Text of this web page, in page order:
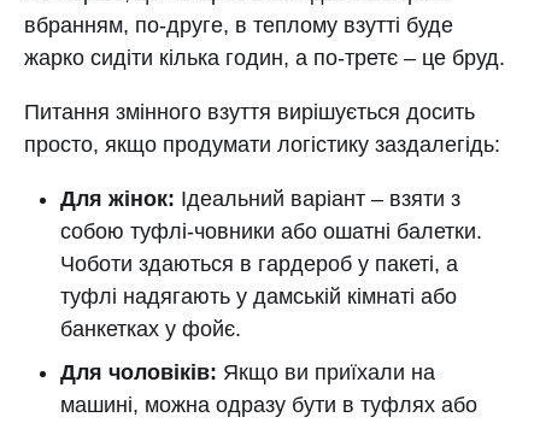
вбранням, по-друге, в теплому взутті буде
жарко сидіти кілька годин, а по-третє – це бруд.
Питання змінного взуття вирішується досить
просто, якщо продумати логістику заздалегідь:
Для жінок: Ідеальний варіант – взяти з
собою туфлі-човники або ошатні балетки.
Чоботи здаються в гардероб у пакеті, а
туфлі надягають у дамській кімнаті або
банкетках у фойє.
Для чоловіків: Якщо ви приїхали на
машині, можна одразу бути в туфлях або